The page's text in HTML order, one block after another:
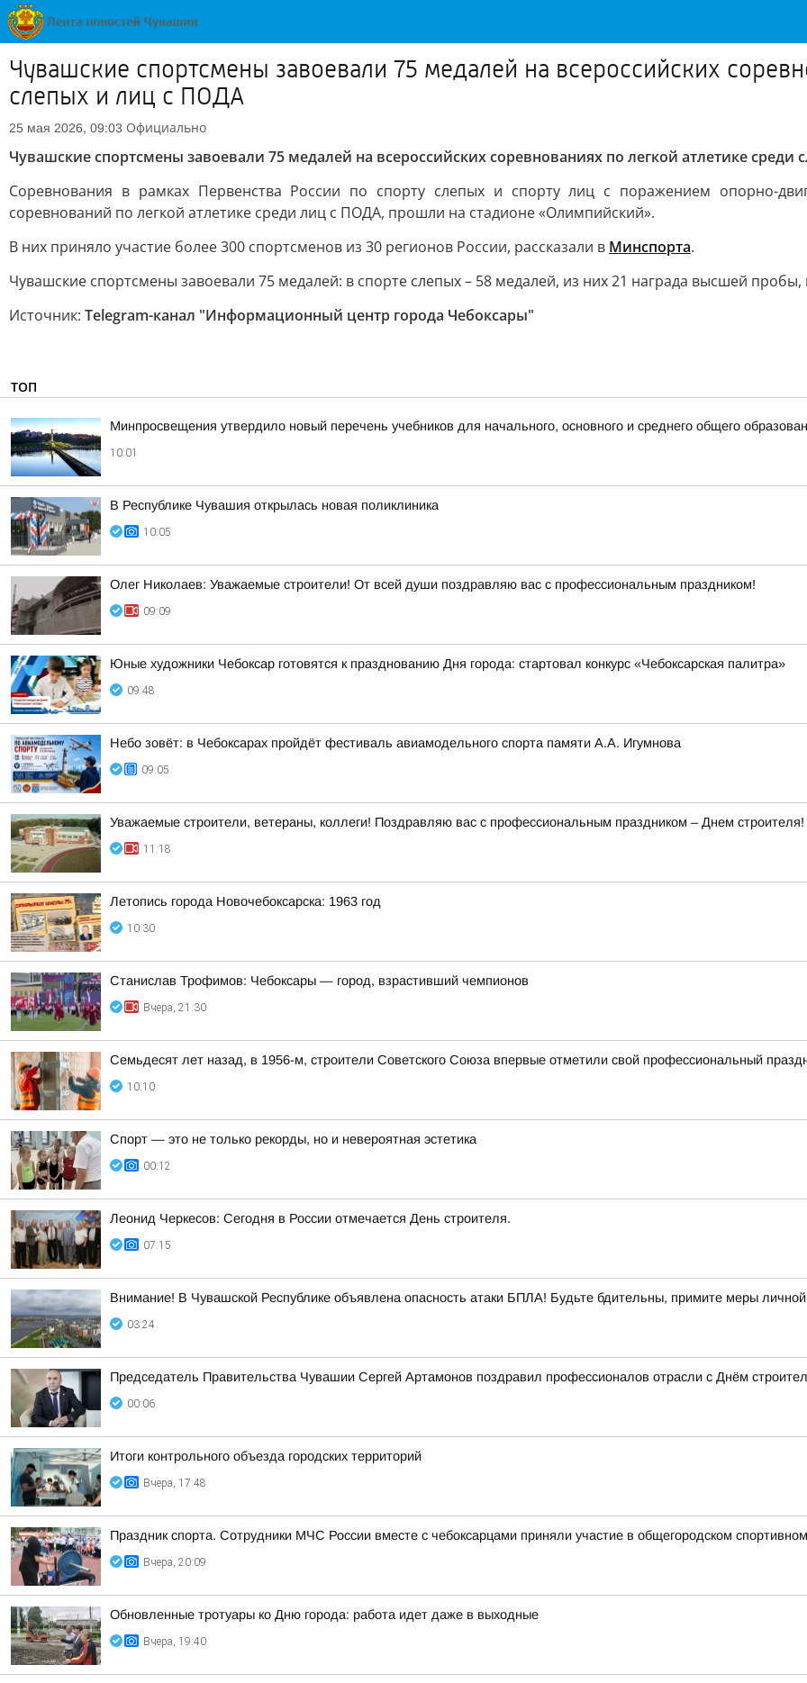
Чувашские спортсмены завоевали 75 медалей на всероссийских
слепых и лиц с ПОДА
25 мая 2026, 09:03 Официально
Чувашские спортсмены завоевали 75 медалей на всероссийских соревнованиях по легкой атлетике
Соревнования в рамках Первенства России по спорту слепых и спорту лиц с поражением опорно-
соревнований по легкой атлетике среди лиц с ПОДА, прошли на стадионе «Олимпийский».
В них приняло участие более 300 спортсменов из 30 регионов России, рассказали в Минспорта.
Чувашские спортсмены завоевали 75 медалей: в спорте слепых – 58 медалей, из них 21 награда высшей
Источник: Telegram-канал "Информационный центр города Чебоксары"
ТОП
Минпросвещения утвердило новый перечень учебников для начального, основного и среднего общего
10:01
В Республике Чувашия открылась новая поликлиника
10:05
Олег Николаев: Уважаемые строители! От всей души поздравляю вас с профессиональным праздником!
09:09
Юные художники Чебоксар готовятся к празднованию Дня города: стартовал конкурс «Чебоксарская палитра»
09:48
Небо зовёт: в Чебоксарах пройдёт фестиваль авиамодельного спорта памяти А.А. Игумнова
09:05
Уважаемые строители, ветераны, коллеги! Поздравляю вас с профессиональным праздником – Днем строителя!
11:18
Летопись города Новочебоксарска: 1963 год
10:30
Станислав Трофимов: Чебоксары — город, взрастивший чемпионов
Вчера, 21:30
Семьдесят лет назад, в 1956-м, строители Советского Союза впервые отметили свой профессиональный
10:10
Спорт — это не только рекорды, но и невероятная эстетика
00:12
Леонид Черкесов: Сегодня в России отмечается День строителя.
07:15
Внимание! В Чувашской Республике объявлена опасность атаки БПЛА! Будьте бдительны, примите меры личной
03:24
Председатель Правительства Чувашии Сергей Артамонов поздравил профессионалов отрасли с Днём
00:06
Итоги контрольного объезда городских территорий
Вчера, 17:48
Праздник спорта. Сотрудники МЧС России вместе с чебоксарцами приняли участие в общегородском
Вчера, 20:09
Обновленные тротуары ко Дню города: работа идет даже в выходные
Вчера, 19:40